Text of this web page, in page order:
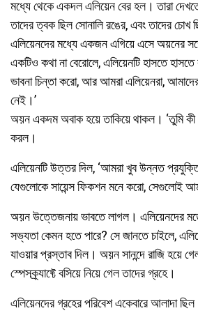
মধ্যে থেকে একদল এলিয়েন বের হল। তারা
তাদের ত্বক ছিল সোনালি রঙের, এবং তাদের
এলিয়েনদের মধ্যে একজন এগিয়ে এসে অয়নের
একটিও কথা না বেরোলে, এলিয়েনটি হাসতে
ভাবনা চিন্তা করো, আর আমরা এলিয়েনরা,
নেই।’
অয়ন একদম অবাক হয়ে তাকিয়ে থাকল। ‘তুমি
করল।
এলিয়েনটি উত্তর দিল, ‘আমরা খুব উন্নত
যেগুলোকে সায়েন্স ফিকশন মনে করো, সেগুলোই
অয়ন উত্তেজনায় ভাবতে লাগল। এলিয়েনদের
সভ্যতা কেমন হতে পারে? সে জানতে চাইলে,
যাওয়ার প্রস্তাব দিল। অয়ন সানন্দে রাজি হয়ে
স্পেসক্র্যাফ্টে বসিয়ে নিয়ে গেল তাদের গ্রহে।
এলিয়েনদের গ্রহের পরিবেশ একেবারে আলাদা